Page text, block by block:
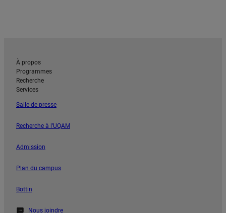
À propos
Programmes
Recherche
Services
Salle de presse
Recherche à l’UQAM
Admission
Plan du campus
Bottin
Nous joindre